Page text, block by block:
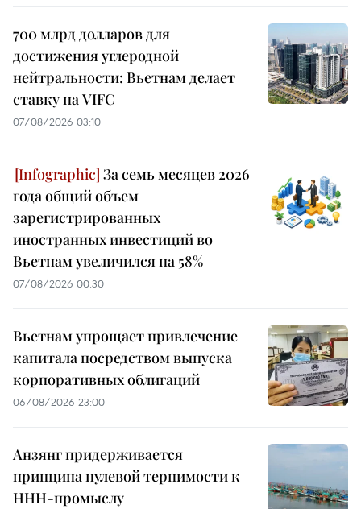
700 млрд долларов для
достижения углеродной
нейтральности: Вьетнам делает
ставку на VIFC
07/08/2026 03:10
За семь месяцев 2026
года общий объем
зарегистрированных
иностранных инвестиций во
Вьетнам увеличился на 58%
07/08/2026 00:30
Вьетнам упрощает привлечение
капитала посредством выпуска
корпоративных облигаций
06/08/2026 23:00
Анзянг придерживается
принципа нулевой терпимости к
ННН-промыслу